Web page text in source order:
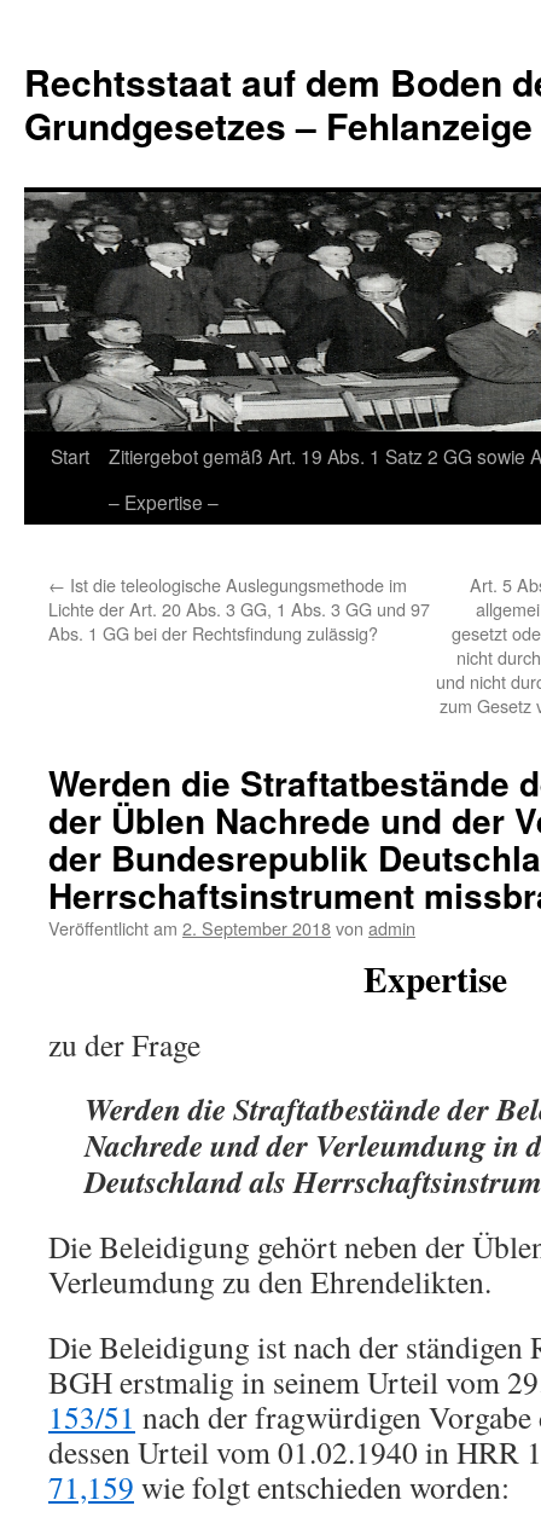
springen
Rechtsstaat auf dem Boden
Grundgesetzes –
Start
Zitiergebot gemäß Art. 19 Abs. 1 Satz 2 GG sowie
– Expertise –
← Ist die teleologische Auslegungsmethode im
Lichte der Art. 20 Abs. 3 GG, 1 Abs. 3 GG und 97
Abs. 1 GG bei der Rechtsfindung zulässig?
Art. 5
gesetzt
nicht
und nicht
zum Gesetz
Werden die Straftatbestände
der Üblen Nachrede und der
der Bundesrepublik
Herrschaftsinstrument
Veröffentlicht am 2. September 2018von admin
Expertise
zu der Frage
Werden die Straftatbestände der
Nachrede und der Verleumdung in
Deutschland als
Die Beleidigung gehört neben der
Verleumdung zu den Ehrendelikten.
Die Beleidigung ist nach der ständigen
BGH erstmalig in seinem Urteil vom
153/51 nach der fragwürdigen
dessen Urteil vom 01.02.1940 in HRR
71,159 wie folgt entschieden worden: